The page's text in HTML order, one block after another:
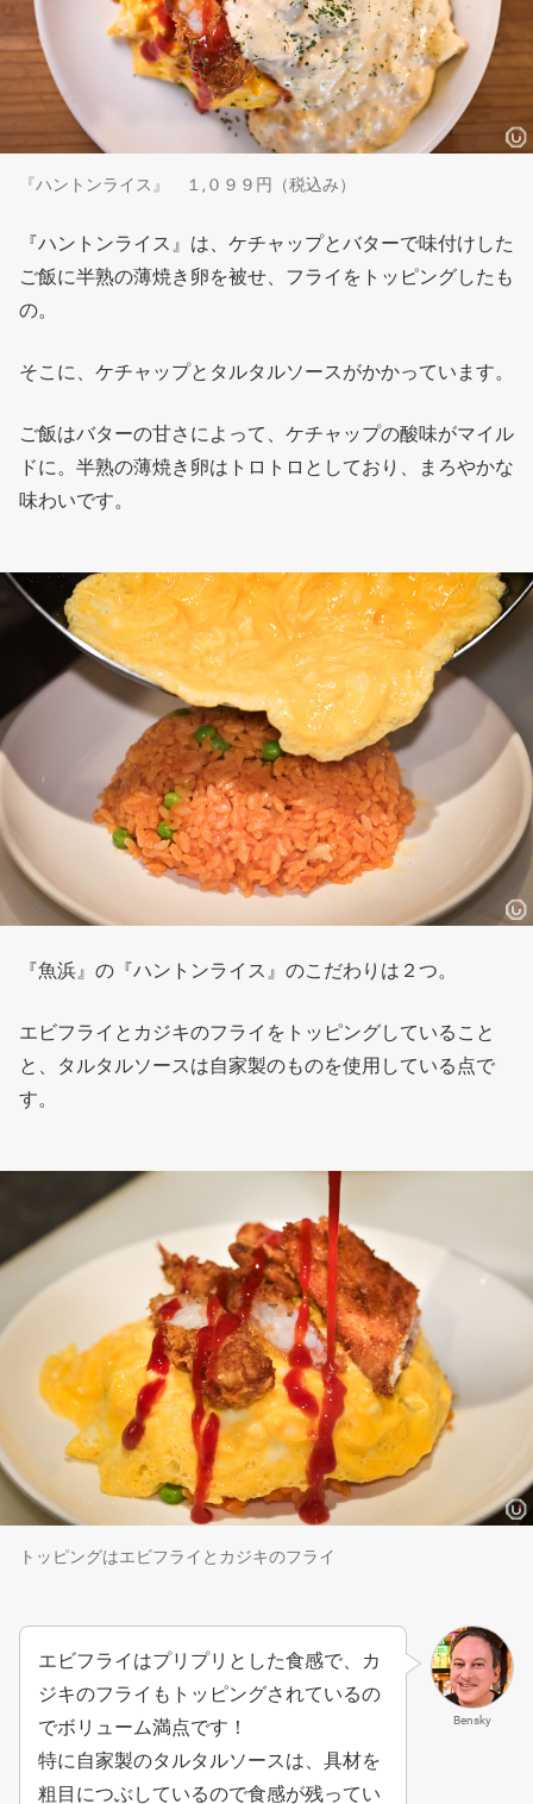
『ハントンライス』 １,０９９円（税込み）
『ハントンライス』は、ケチャップとバターで味付けした
ご飯に半熟の薄焼き卵を被せ、フライをトッピングしたも
の。
そこに、ケチャップとタルタルソースがかかっています。
ご飯はバターの甘さによって、ケチャップの酸味がマイル
ドに。半熟の薄焼き卵はトロトロとしており、まろやかな
味わいです。
『魚浜』の『ハントンライス』のこだわりは２つ。
エビフライとカジキのフライをトッピングしていること
と、タルタルソースは自家製のものを使用している点で
す。
トッピングはエビフライとカジキのフライ
Bensky
エビフライはプリプリとした食感で、カ
ジキのフライもトッピングされているの
でボリューム満点です！
特に自家製のタルタルソースは、具材を
粗目につぶしているので食感が残ってい